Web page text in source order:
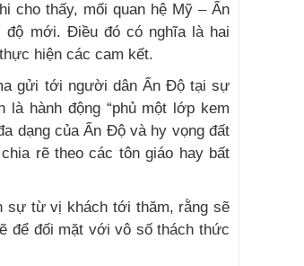
cho thấy, mối quan hệ Mỹ – Ấn
mới. Điều đó có nghĩa là hai
hiện các cam kết.
gửi tới người dân Ấn Độ tại sự
là hành động “phủ một lớp kem
dạng của Ấn Độ và hy vọng đất
rẽ theo các tôn giáo hay bất
sự từ vị khách tới thăm, rằng sẽ
để đối mặt với vô số thách thức